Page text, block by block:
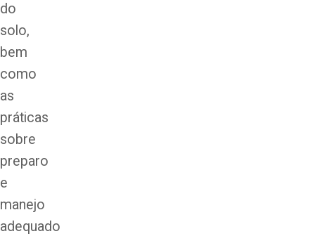
do
solo,
bem
como
as
práticas
sobre
preparo
e
manejo
adequado